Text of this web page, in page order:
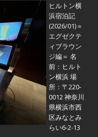
ヒルトン横
浜宿泊記
(2026/01)＝
エグゼクテ
ィブラウン
ジ編＝ 名
前：ヒルト
ン横浜 場
所：〒220-
0012 神奈川
県横浜市西
区みなとみ
らい6-2-13